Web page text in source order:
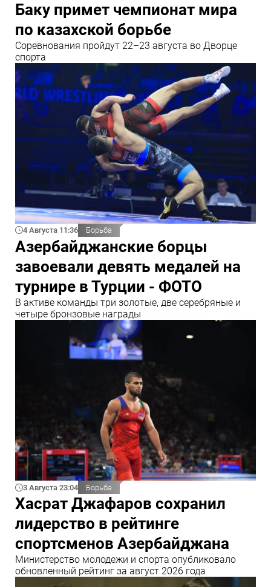
Баку примет чемпионат мира
по казахской борьбе
Соревнования пройдут 22–23 августа во Дворце
спорта
4 Августа 11:36 Борьба
Азербайджанские борцы
завоевали девять медалей на
турнире в Турции - ФОТО
В активе команды три золотые, две серебряные и
четыре бронзовые награды
3 Августа 23:04 Борьба
Хасрат Джафаров сохранил
лидерство в рейтинге
спортсменов Азербайджана
Министерство молодежи и спорта опубликовало
обновленный рейтинг за август 2026 года